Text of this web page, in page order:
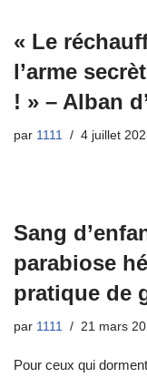
« Le
l’arme
! » – Alban
par 1111 4 juillet
Sang
parabiose
pratique de
par 1111 21 mars
Pour ceux qui